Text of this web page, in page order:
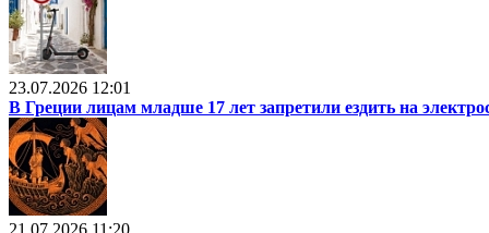
23.07.2026 12:01
В Греции лицам младше 17 лет запретили ездить на
21.07.2026 11:20